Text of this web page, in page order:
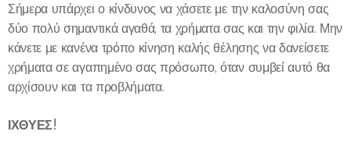
Σήμερα υπάρχει ο κίνδυνος να χάσετε με την καλοσύνη σας
δύο πολύ σημαντικά αγαθά, τα χρήματα σας και την φιλία. Μην
κάνετε με κανένα τρόπο κίνηση καλής θέλησης να δανείσετε
χρήματα σε αγαπημένο σας πρόσωπο, όταν συμβεί αυτό θα
αρχίσουν και τα προβλήματα.
ΙΧΘΥΕΣ!